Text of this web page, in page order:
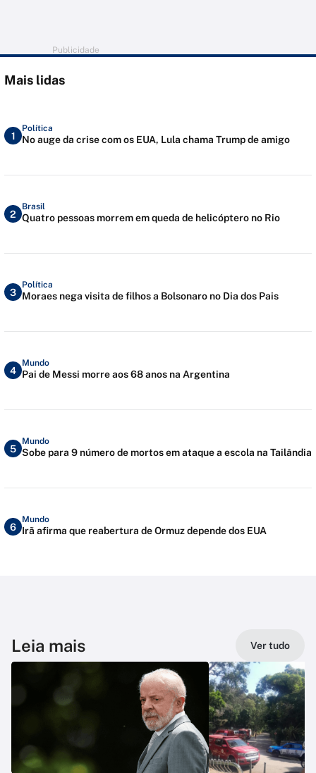
Publicidade
Mais lidas
1
Política
No auge da crise com os EUA, Lula chama Trump de amigo
2
Brasil
Quatro pessoas morrem em queda de helicóptero no Rio
3
Política
Moraes nega visita de filhos a Bolsonaro no Dia dos Pais
4
Mundo
Pai de Messi morre aos 68 anos na Argentina
5
Mundo
Sobe para 9 número de mortos em ataque a escola na Tailândia
6
Mundo
Irã afirma que reabertura de Ormuz depende dos EUA
Leia mais Ver tudo